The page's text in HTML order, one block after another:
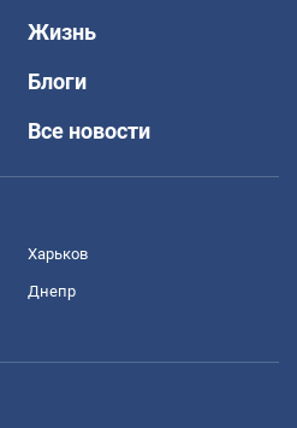
Жизнь
Блоги
Все новости
Харьков
Днепр